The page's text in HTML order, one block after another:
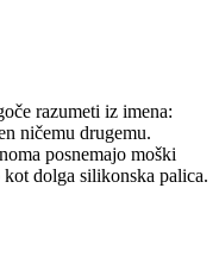
razumeti iz imena:
ničemu drugemu.
posnemajo moški
dolga silikonska palica.